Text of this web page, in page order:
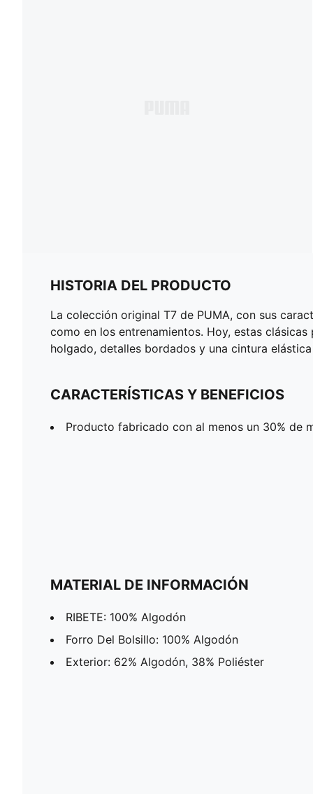
HISTORIA DEL PRODUCTO
La colección original T7 de PUMA, con sus
como en los entrenamientos. Hoy, estas
holgado, detalles bordados y una cintura
CARACTERÍSTICAS Y BENEFICIOS
Producto fabricado con al menos un 30% de
MATERIAL DE INFORMACIÓN
RIBETE: 100% Algodón
Forro Del Bolsillo: 100% Algodón
Exterior: 62% Algodón, 38% Poliéster